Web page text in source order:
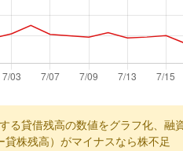
る貸借残高の数値をグラフ化、融
貸株残高）がマイナスなら株不足